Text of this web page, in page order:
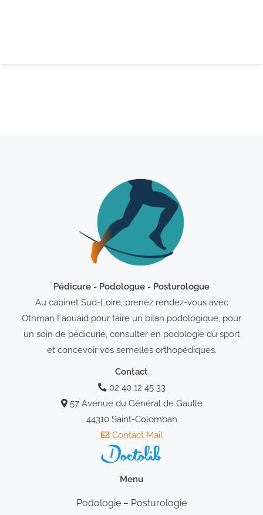
Pédicure - Podologue - Posturologue
Au cabinet Sud-Loire, prenez rendez-vous avec
Othman Faouaid pour faire un bilan podologique, pour
un soin de pédicurie, consulter en podologie du sport
et concevoir vos semelles orthopédiques.
Contact
02 40 12 45 33
57 Avenue du Général de Gaulle
44310 Saint-Colomban
Contact Mail
Menu
Podologie – Posturologie